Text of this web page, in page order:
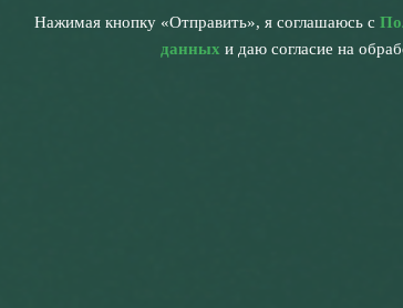
Нажимая кнопку «Отправить», я соглашаюсь с
данных и даю согласие на